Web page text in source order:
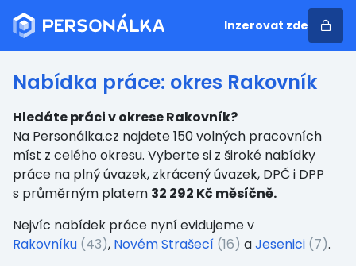
Inzerovat zde
Nabídka práce: okres Rakovník
Hledáte práci v okrese Rakovník?
Na Personálka.cz najdete 150 volných pracovních
míst z celého okresu. Vyberte si z široké nabídky
práce na plný úvazek, zkrácený úvazek, DPČ i DPP
s průměrným platem 32 292 Kč měsíčně.
Nejvíc nabídek práce nyní evidujeme v
Rakovníku (43), Novém Strašecí (16) aJesenici (7).